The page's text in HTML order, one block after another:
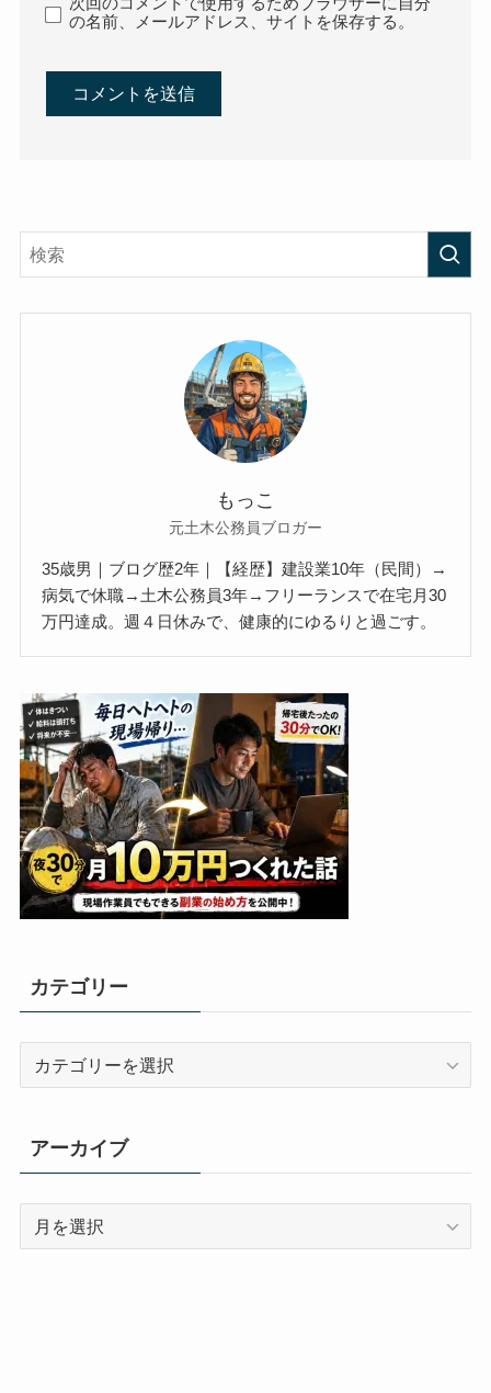
の名前、メールアドレス、サイトを保存する。
もっこ
元土木公務員ブロガー
35歳男｜ブログ歴2年｜【経歴】建設業10年（民間）→
病気で休職→土木公務員3年→フリーランスで在宅月30
万円達成。週４日休みで、健康的にゆるりと過ごす。
カテゴリー
リ
ー
アーカイブ